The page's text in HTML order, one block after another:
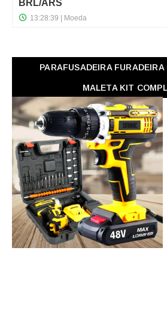
PARAFUSADEIRA
MALETA KIT